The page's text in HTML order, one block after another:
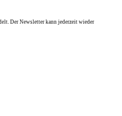
Der Newsletter kann jederzeit wieder